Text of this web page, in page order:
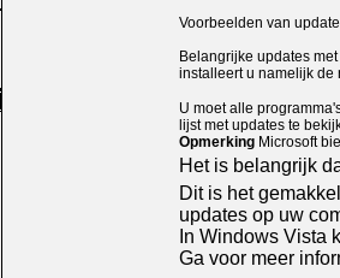
Voorbeelden van
Belangrijke updates
installeert u namelijk de
U moet alle
lijst met updates te
Opmerking Microsoft
Het is belangrijk
Dit is het
updates op uw
In Windows Vista
Ga voor meer